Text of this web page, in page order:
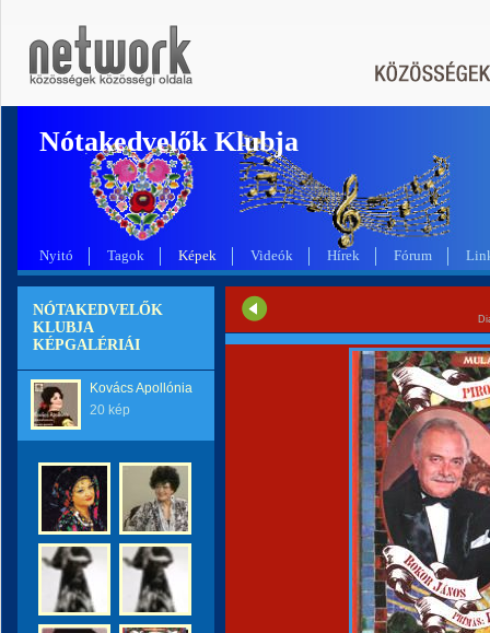
Nótakedvelők Klubja
Nyitó Tagok Képek Videók Hírek Fórum
NÓTAKEDVELŐK
KLUBJA
KÉPGALÉRIÁI
Kovács Apollónia
20 kép